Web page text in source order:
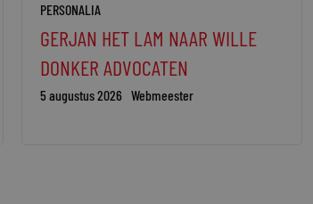
PERSONALIA
GERJAN HET LAM NAAR WILLE
DONKER ADVOCATEN
5 augustus 2026 Webmeester